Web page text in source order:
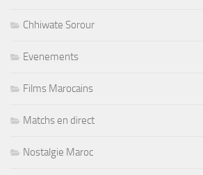
Chhiwate Sorour
Evenements
Films Marocains
Matchs en direct
Nostalgie Maroc